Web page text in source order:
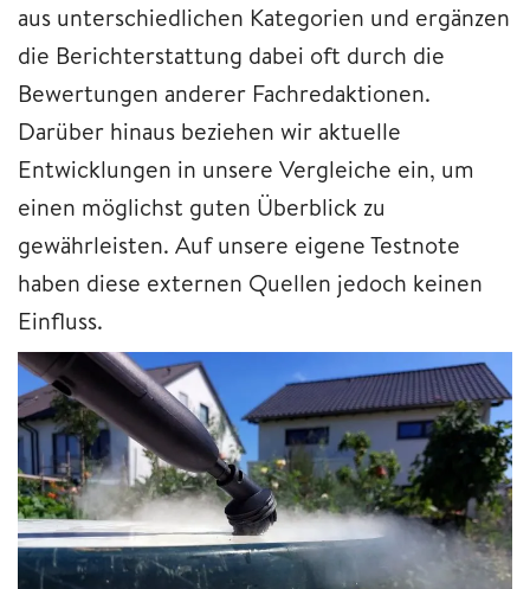
aus unterschiedlichen Kategorien und ergänzen
die Berichterstattung dabei oft durch die
Bewertungen anderer Fachredaktionen.
Darüber hinaus beziehen wir aktuelle
Entwicklungen in unsere Vergleiche ein, um
einen möglichst guten Überblick zu
gewährleisten. Auf unsere eigene Testnote
haben diese externen Quellen jedoch keinen
Einfluss.